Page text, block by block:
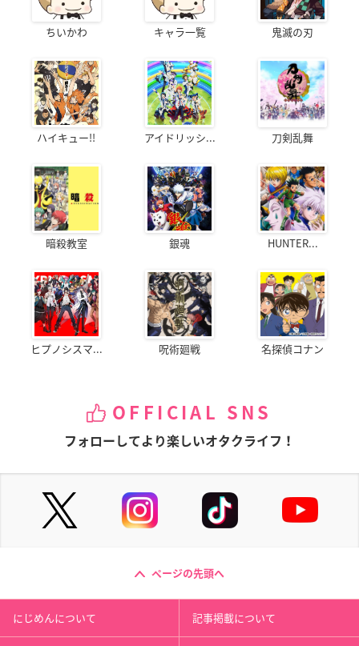
ちいかわ キャラ一覧 鬼滅の刃
ハイキュー!! アイドリッシ... 刀剣乱舞
暗殺教室 銀魂 HUNTER...
ヒプノシスマ... 呪術廻戦 名探偵コナン
OFFICIAL SNS
フォローしてより楽しいオタクライフ！
ページの先頭へ
にじめんについて 記事掲載について